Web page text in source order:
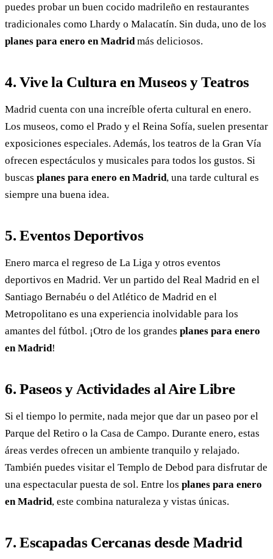
puedes probar un buen cocido madrileño en restaurantes
tradicionales como Lhardy o Malacatín. Sin duda, uno de los
planes para enero en Madridmás deliciosos.
4. Vive la Cultura en Museos y Teatros
Madrid cuenta con una increíble oferta cultural en enero.
Los museos, como el Prado y el Reina Sofía, suelen presentar
exposiciones especiales. Además, los teatros de la Gran Vía
ofrecen espectáculos y musicales para todos los gustos. Si
buscas planes para enero en Madrid, una tarde cultural es
siempre una buena idea.
5. Eventos Deportivos
Enero marca el regreso de La Liga y otros eventos
deportivos en Madrid. Ver un partido del Real Madrid en el
Santiago Bernabéu o del Atlético de Madrid en el
Metropolitano es una experiencia inolvidable para los
amantes del fútbol. ¡Otro de los grandes planes para enero
en Madrid!
6. Paseos y Actividades al Aire Libre
Si el tiempo lo permite, nada mejor que dar un paseo por el
Parque del Retiro o la Casa de Campo. Durante enero, estas
áreas verdes ofrecen un ambiente tranquilo y relajado.
También puedes visitar el Templo de Debod para disfrutar de
una espectacular puesta de sol. Entre los planes para enero
en Madrid, este combina naturaleza y vistas únicas.
7. Escapadas Cercanas desde Madrid